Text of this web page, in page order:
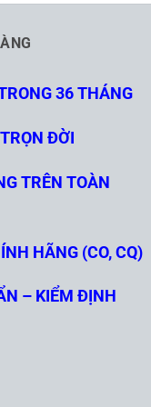
36 THÁNG
ĐỜI
TRÊN TOÀN
HÃNG (CO, CQ)
– KIỂM ĐỊNH